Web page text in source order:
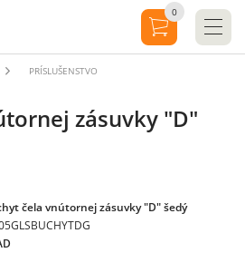
PRÍSLUŠENSTVO
zásuvky "D"
čela vnútornej zásuvky "D" šedý
0